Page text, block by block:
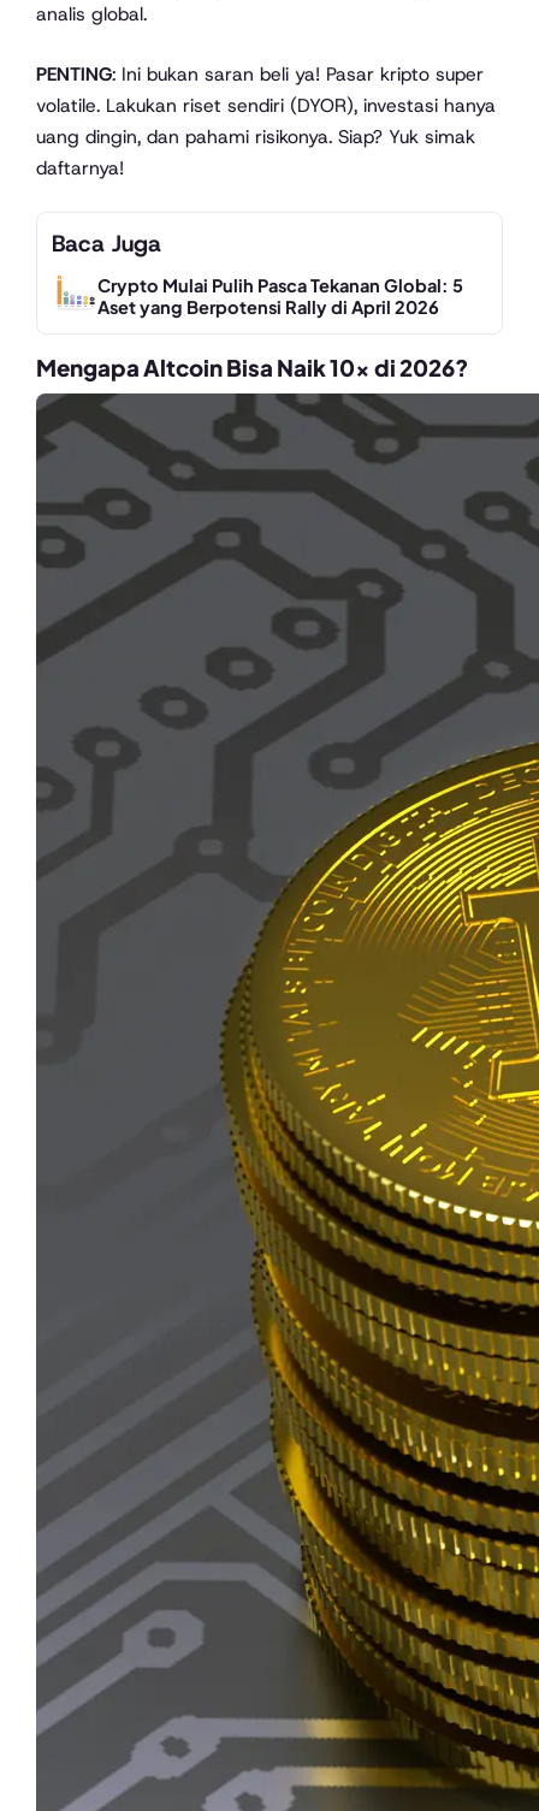
analis global.
PENTING: Ini bukan saran beli ya! Pasar kripto super
volatile. Lakukan riset sendiri (DYOR), investasi hanya
uang dingin, dan pahami risikonya. Siap? Yuk simak
daftarnya!
Baca Juga
Crypto Mulai Pulih Pasca Tekanan Global: 5
Aset yang Berpotensi Rally di April 2026
Mengapa Altcoin Bisa Naik 10x di 2026?